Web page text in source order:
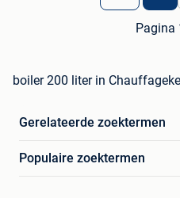
Pagina
boiler 200 liter in
Gerelateerde zoektermen
Populaire zoektermen